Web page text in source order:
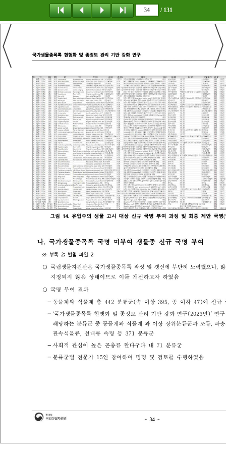
/ 131
탐 색 책갈피 이 동